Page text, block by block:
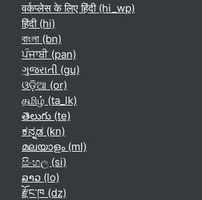
वर्कप्लेस के लिए हिंदी ‎(hi_wp)‎
हिंदी ‎(hi)‎
বাংলা ‎(bn)‎
ਪੰਜਾਬੀ ‎(pan)‎
ગુજરાતી ‎(gu)‎
ଓଡ଼ିଆ ‎(or)‎
தமிழ் ‎(ta_lk)‎
తెలుగు ‎(te)‎
ಕನ್ನಡ ‎(kn)‎
മലയാളം ‎(ml)‎
සිංහල ‎(si)‎
ລາວ ‎(lo)‎
རྫོང་ཁ ‎(dz)‎